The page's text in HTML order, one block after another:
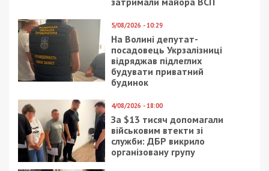
14/02/2019 - 15:26
Цаценко отправляет
деньги потерпевшим и
не признает вину:
новые подробности
дела о гибели
днепровского
политтехнолога
21/10/2020 - 8:00
актуальные данные на
21 октября